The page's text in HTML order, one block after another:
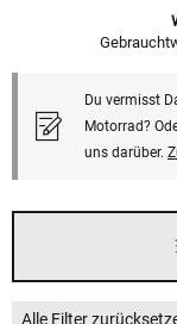
Du vermisst
Motorrad?
uns darüber.
Alle Filter